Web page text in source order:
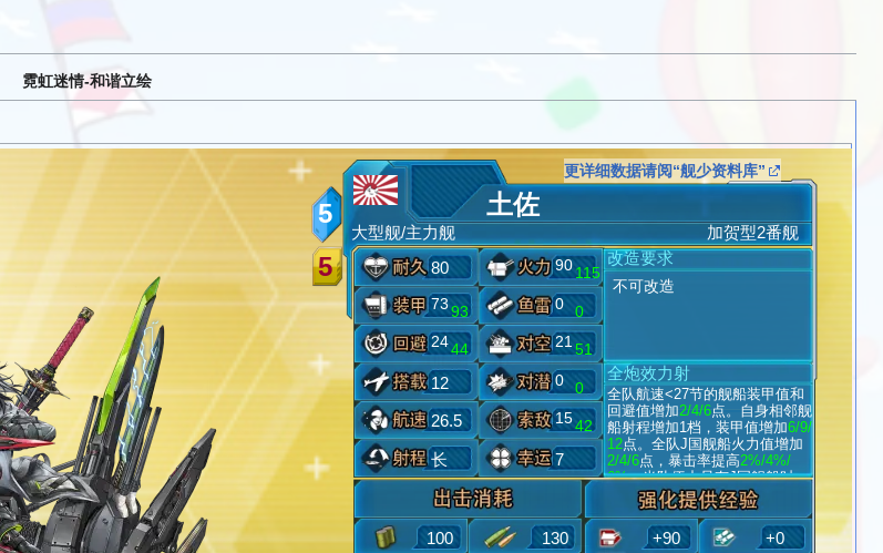
霓虹迷情-和谐立绘
更详细数据请阅“舰少资料库”
土佐
5
5
加贺型2番舰
大型舰/主力舰
80
90115
7393 0
0
2444 2151
12 0 0
26.5 1542
长 7
100 130 +90 +0
改造要求
不可改造
全炮效力射
全队航速<27节的舰船装甲值和
回避值增加2/4/6点。自身相邻舰
船射程增加1档，装甲值增加6/9/
12点。全队J国舰船火力值增加
2/4/6点，暴击率提高2%/4%/
6%。当队伍中只有J国舰船时，
自身攻击敌方时无视目标
5%/100%的装甲值。